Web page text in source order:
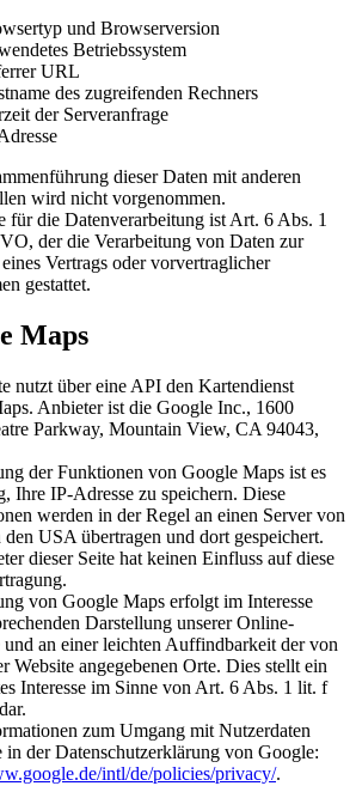
und Browserversion
Betriebssystem
URL
des zugreifenden Rechners
der Serveranfrage
dieser Daten mit anderen
wird nicht vorgenommen.
für die Datenverarbeitung ist Art. 6 Abs. 1
der die Verarbeitung von Daten zur
Vertrags oder vorvertraglicher
gestattet.
Maps
nutzt über eine API den Kartendienst
Anbieter ist die Google Inc., 1600
Parkway, Mountain View, CA 94043,
der Funktionen von Google Maps ist es
Ihre IP-Adresse zu speichern. Diese
werden in der Regel an einen Server von
USA übertragen und dort gespeichert.
dieser Seite hat keinen Einfluss auf diese
von Google Maps erfolgt im Interesse
Darstellung unserer Online-
und an einer leichten Auffindbarkeit der von
Website angegebenen Orte. Dies stellt ein
Interesse im Sinne von Art. 6 Abs. 1 lit. f
zum Umgang mit Nutzerdaten
in der Datenschutzerklärung von Google:
intl/de/policies/privacy/.